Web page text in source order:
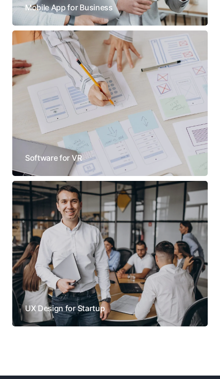
Mobile App for Business
Software for VR
UX Design for Startup